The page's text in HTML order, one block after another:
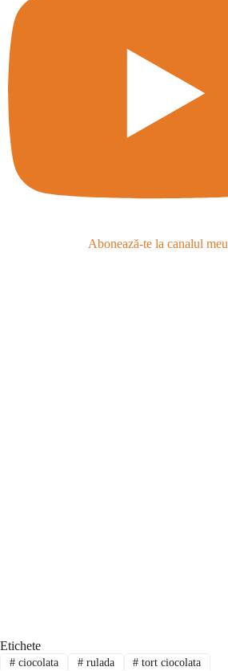
Abonează-te la canalul meu
Etichete
#ciocolata #rulada # tort ciocolata